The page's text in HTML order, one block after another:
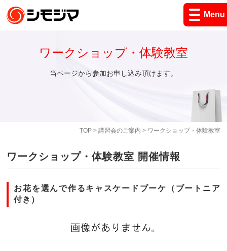
Menu
TOP> 講習会のご案内 > ワークショップ・体験教室
ワークショップ・体験教室
当ページから参加お申し込み頂けます。
ワークショップ・体験教室 開催情報
お花を選んで作るキャスケードブーケ（ブートニア
付き）